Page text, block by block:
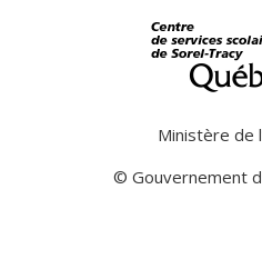
Ministère de
© Gouvernement